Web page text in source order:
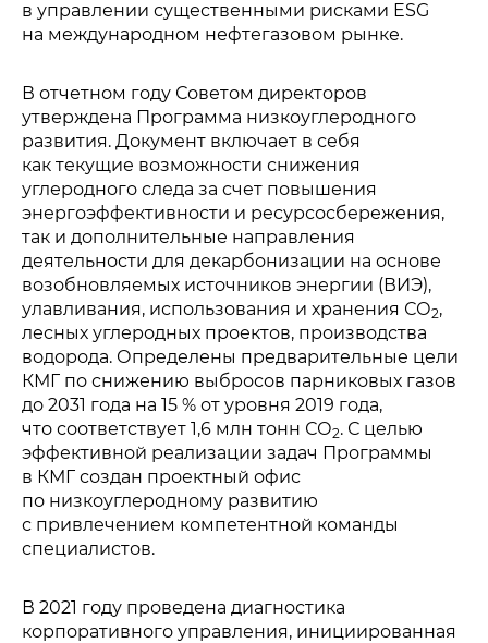
в управлении существенными рисками ESG
на международном нефтегазовом рынке.
В отчетном году Советом директоров
утверждена Программа низкоуглеродного
развития. Документ включает в себя
как текущие возможности снижения
углеродного следа за счет повышения
энергоэффективности и ресурсосбережения,
так и дополнительные направления
деятельности для декарбонизации на основе
возобновляемых источников энергии (ВИЭ),
улавливания, использования и хранения СО2,
лесных углеродных проектов, производства
водорода. Определены предварительные цели
КМГ по снижению выбросов парниковых газов
до 2031 года на 15 % от уровня 2019 года,
что соответствует 1,6 млн тонн СО2. С целью
эффективной реализации задач Программы
в КМГ создан проектный офис
по низкоуглеродному развитию
с привлечением компетентной команды
специалистов.
В 2021 году проведена диагностика
корпоративного управления, инициированная